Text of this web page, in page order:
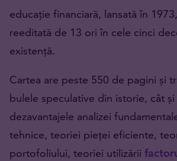
educație financiară, lansată în
reeditată de 13 ori în cele cinci
existență.
Cartea are peste 550 de pagini și
bulele speculative din istorie, cât și
dezavantajele analizei
tehnice, teoriei pieței eficiente,
portofoliului, teoriei utilizării